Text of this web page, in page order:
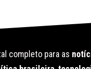
completo para as